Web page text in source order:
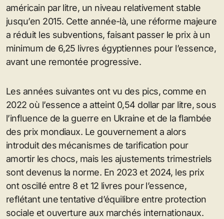
américain par litre, un niveau relativement stable
jusqu’en 2015. Cette année-là, une réforme majeure
a réduit les subventions, faisant passer le prix à un
minimum de 6,25 livres égyptiennes pour l’essence,
avant une remontée progressive.
Les années suivantes ont vu des pics, comme en
2022 où l’essence a atteint 0,54 dollar par litre, sous
l’influence de la guerre en Ukraine et de la flambée
des prix mondiaux. Le gouvernement a alors
introduit des mécanismes de tarification pour
amortir les chocs, mais les ajustements trimestriels
sont devenus la norme. En 2023 et 2024, les prix
ont oscillé entre 8 et 12 livres pour l’essence,
reflétant une tentative d’équilibre entre protection
sociale et ouverture aux marchés internationaux.